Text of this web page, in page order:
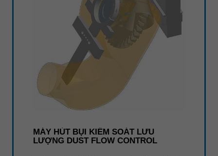
MÁY HÚT BỤI KIỂM SOÁT LƯU
LƯỢNG DUST FLOW CONTROL